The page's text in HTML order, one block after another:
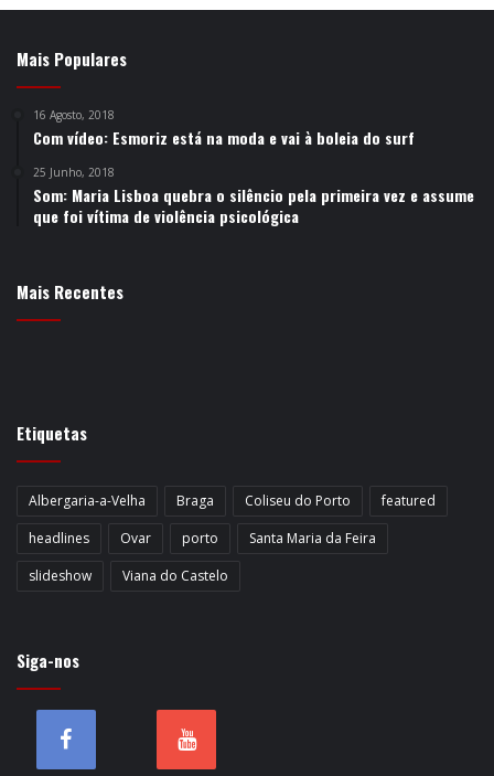
Mais Populares
16 Agosto, 2018
Com vídeo: Esmoriz está na moda e vai à boleia do surf
25 Junho, 2018
Som: Maria Lisboa quebra o silêncio pela primeira vez e assume
que foi vítima de violência psicológica
Mais Recentes
Etiquetas
Albergaria-a-Velha Braga Coliseu do Porto
featured
headlines
Ovar porto
Santa Maria da Feira
slideshow
Viana do Castelo
Siga-nos